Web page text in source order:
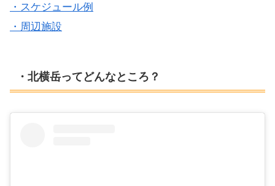
・スケジュール例
・周辺施設
・北横岳ってどんなところ？